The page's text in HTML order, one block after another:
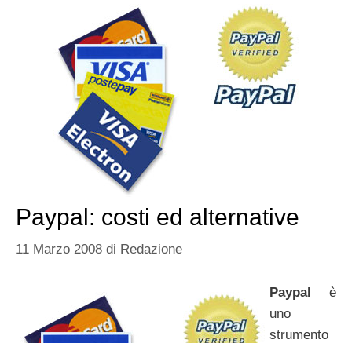
Paypal: costi ed alternative
11 Marzo 2008 di Redazione
Paypal è
uno
strumento